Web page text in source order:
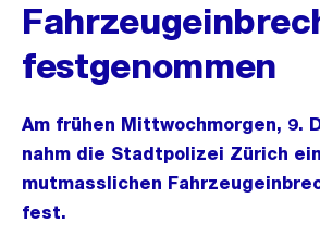
festgenommen
Am frühen Mittwochmorgen, 9.
nahm die Stadtpolizei Zürich
mutmasslichen
fest.